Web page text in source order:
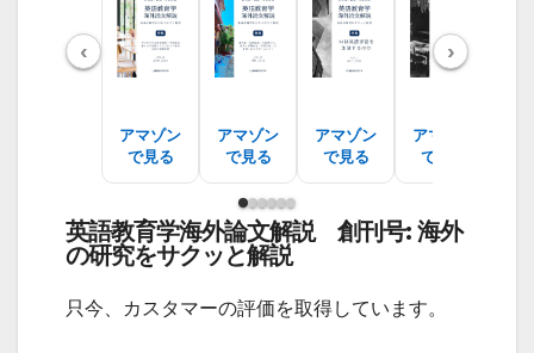
‹
アマゾン
で見る
アマゾン
で見る
アマゾン
で見る
アマゾン
で見る
›
英語教育学海外論文解説 創刊号: 海外
の研究をサクッと解説
只今、カスタマーの評価を取得しています。